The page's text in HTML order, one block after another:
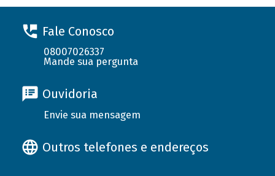
Fale Conosco
08007026337
Mande sua pergunta
Ouvidoria
Envie sua mensagem
Outros telefones e endereços